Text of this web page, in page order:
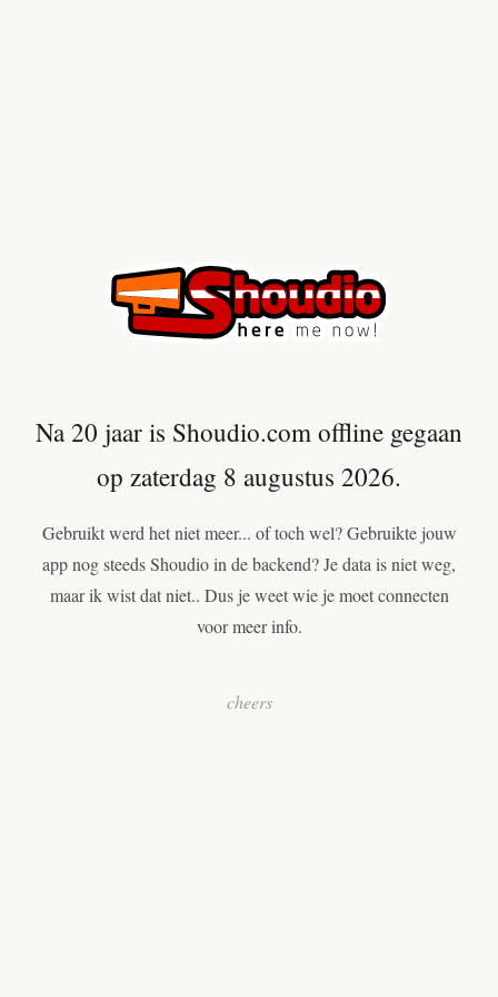
Na 20 jaar is Shoudio.com offline gegaan
op zaterdag 8 augustus 2026.
Gebruikt werd het niet meer... of toch wel? Gebruikte jouw
app nog steeds Shoudio in de backend? Je data is niet weg,
maar ik wist dat niet.. Dus je weet wie je moet connecten
voor meer info.
cheers